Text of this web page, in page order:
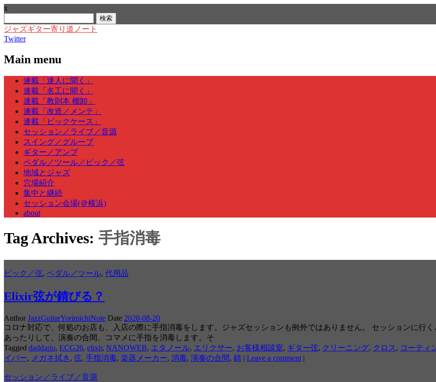
x
索:
ジャズギター寄り道ノート
Twitter
Main menu
Skip
content
連載「達人に聞く」
連載「名工に聞く」
連載「教則本 棚卸」
連載「改造／メンテ」
連載「ピックケース」
セッション／ライブ／音源
スイング／グルーブ
ギター／アンプ
ペダル／ツール／ピック／弦
地域とジャズ
穴場紹介
集中と継続
セッション会場(＠横浜)
about
Tag Archives: 手指消毒
ピック／弦, ペダル／ツール, 代用品
Elixir弦が錆びる？
Author JazzGuitarYorimichiNote Date 2020-08-20
コロナ対応で、何処のお店も、入店の際に手指消毒をします。ジャズセッションも例外ではありません。 セッションに行
あったりして、演奏の合間、コマメに手指を消毒します。そ
Tagged daddario, ECG26, elixir, NANOWEB, エタノール, エリクサー, お客様相談室, ギター弦, クリーニング, クロス , コーティ
イバー, メガネ拭き , 弦, 手指消毒, 楽器メーカー, 消毒, 演奏の合間, 錆 | Leave a comment |
セッション／ライブ／音源